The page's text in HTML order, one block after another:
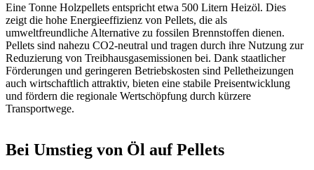
Eine Tonne Holzpellets entspricht etwa 500 Litern Heizöl. Dies
zeigt die hohe Energieeffizienz von Pellets, die als
umweltfreundliche Alternative zu fossilen Brennstoffen dienen.
Pellets sind nahezu CO2-neutral und tragen durch ihre Nutzung zur
Reduzierung von Treibhausgasemissionen bei. Dank staatlicher
Förderungen und geringeren Betriebskosten sind Pelletheizungen
auch wirtschaftlich attraktiv, bieten eine stabile Preisentwicklung
und fördern die regionale Wertschöpfung durch kürzere
Transportwege.
Bei Umstieg von Öl auf Pellets